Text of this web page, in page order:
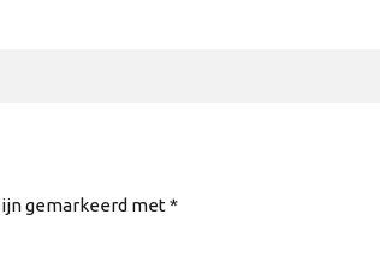
gemarkeerd met *